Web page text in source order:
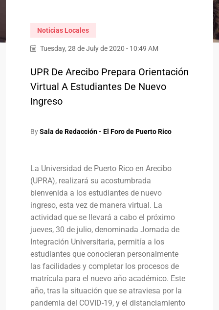
Noticias Locales
Tuesday, 28 de July de 2020 - 10:49 AM
UPR De Arecibo Prepara Orientación
Virtual A Estudiantes De Nuevo
Ingreso
BySala de Redacción - El Foro de Puerto Rico
La Universidad de Puerto Rico en Arecibo
(UPRA), realizará su acostumbrada
bienvenida a los estudiantes de nuevo
ingreso, esta vez de manera virtual. La
actividad que se llevará a cabo el próximo
jueves, 30 de julio, denominada Jornada de
Integración Universitaria, permitía a los
estudiantes que conocieran personalmente
las facilidades y completar los procesos de
matrícula para el nuevo año académico. Este
año, tras la situación que se atraviesa por la
pandemia del COVID-19, y el distanciamiento